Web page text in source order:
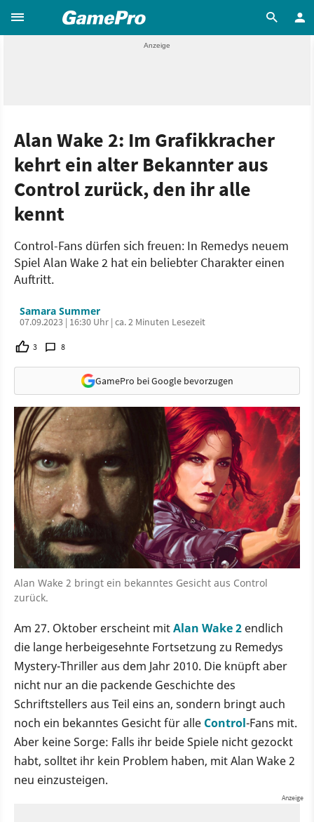
Alan Wake 2: Im Grafikkracher
kehrt ein alter Bekannter aus
Control zurück, den ihr alle
kennt
Control-Fans dürfen sich freuen: In Remedys neuem
Spiel Alan Wake 2 hat ein beliebter Charakter einen
Auftritt.
Samara Summer
07.09.2023 | 16:30 Uhr | ca. 2 Minuten Lesezeit
3 8
GamePro bei Google bevorzugen
Alan Wake 2 bringt ein bekanntes Gesicht aus Control
zurück.
Am 27. Oktober erscheint mitAlan Wake 2 endlich
die lange herbeigesehnte Fortsetzung zu Remedys
Mystery-Thriller aus dem Jahr 2010. Die knüpft aber
nicht nur an die packende Geschichte des
Schriftstellers aus Teil eins an, sondern bringt auch
noch ein bekanntes Gesicht für alle Control-Fans mit.
Aber keine Sorge: Falls ihr beide Spiele nicht gezockt
habt, solltet ihr kein Problem haben, mit Alan Wake 2
neu einzusteigen.